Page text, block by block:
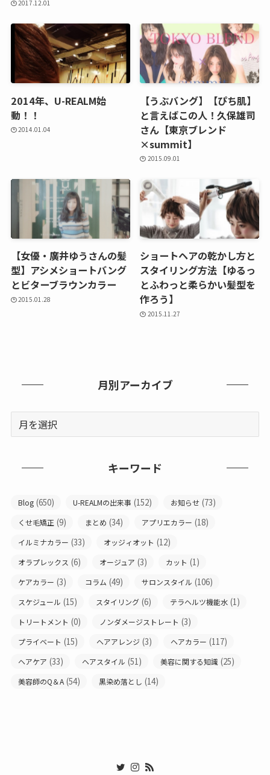
2017.12.01
2014年、U-REALM始
動！！
2014.01.04
【うぶバング】【ぴち肌】
と言えばこの人！久保雄司
さん【東京ブレンド
×summit】
2015.09.01
【女優・廣井ゆうさんの髪
型】アシメショートバング
とビターブラウンカラー
2015.01.28
ショートヘアの乾かし方と
スタイリング方法【ゆるっ
とふわっと柔らかい髪型を
作ろう】
2015.11.27
月別アーカイブ
キーワード
Blog (650) U-REALMの出来事 (152) お知らせ (73)
くせ毛矯正 (9) まとめ (34) アプリエカラー (18)
イルミナカラー (33) オッジィオット (12)
オラプレックス (6) オージュア (3) カット (1)
ケアカラー (3) コラム (49) サロンスタイル (106)
スケジュール (15) スタイリング (6) テラヘルツ機能水 (1)
トリートメント (0) ノンダメージストレート (3)
プライベート (15) ヘアアレンジ (3) ヘアカラー (117)
ヘアケア (33) ヘアスタイル (51) 美容に関する知識 (25)
美容師のQ＆A (54) 黒染め落とし (14)